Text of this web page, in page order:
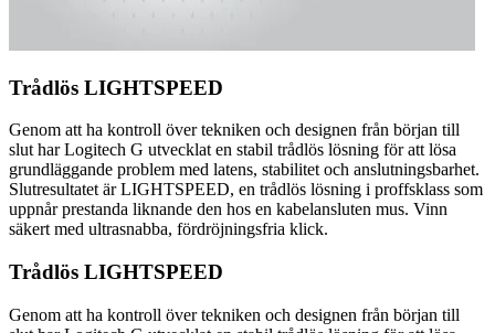
Trådlös LIGHTSPEED
Genom att ha kontroll över tekniken och designen från början till
slut har Logitech G utvecklat en stabil trådlös lösning för att lösa
grundläggande problem med latens, stabilitet och anslutningsbarhet.
Slutresultatet är LIGHTSPEED, en trådlös lösning i proffsklass som
uppnår prestanda liknande den hos en kabelansluten mus. Vinn
säkert med ultrasnabba, fördröjningsfria klick.
Trådlös LIGHTSPEED
Genom att ha kontroll över tekniken och designen från början till